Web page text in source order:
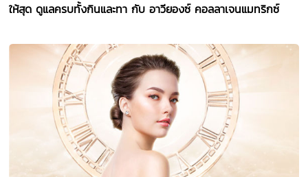
ให้สุด ดูแลครบทั้งกินและทา กับ อาวียองซ์ คอลลาเจนแมทริกซ์